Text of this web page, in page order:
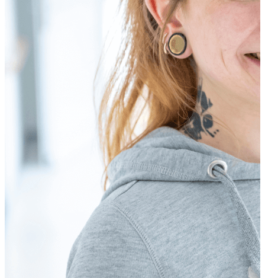
stehen zwei schonend zubereitete, schmackhafte Menüs
zur Auswahl. Eventuelle Unverträglichkeiten oder
Diätpläne berücksichtigen wir gern. In unseren
Küchenbesprechungen können Sie auch selbst
Anregungen oder Wünsche äußern. An Ihrem
Geburtstag kochen wir gemeinsam Ihr Lieblingsgericht.